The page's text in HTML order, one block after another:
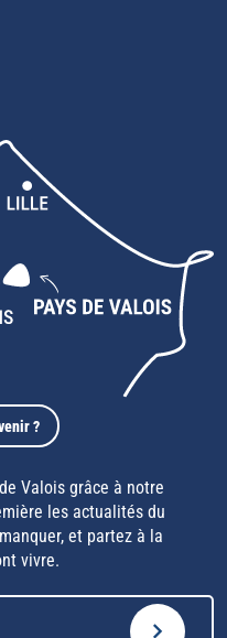
?
Valois grâce à notre
les actualités du
et partez à la
vivre.